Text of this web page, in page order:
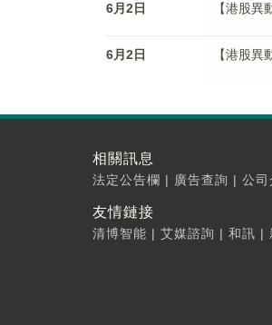
6月2日 【港股
6月2日 【港股
相關訊息
法定公告欄 | 廣告查詢 | 公司
友情鏈接
清博智能 | 艾媒諮詢 | 和訊 |